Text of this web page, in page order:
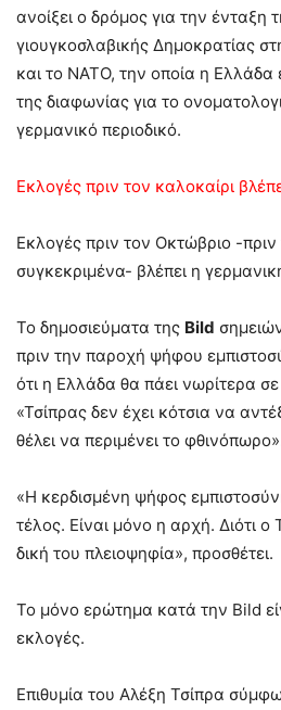
ανοίξει ο δρόμος για την ένταξη
γιουγκοσλαβικής Δημοκρατίας
και το ΝΑΤΟ, την οποία η Ελλάδα
της διαφωνίας για το
γερμανικό περιοδικό.
Εκλογές πριν τον καλοκαίρι
Εκλογές πριν τον Οκτώβριο -πριν
συγκεκριμένα- βλέπει η
Το δημοσιεύματα της Bild
πριν την παροχή ψήφου
ότι η Ελλάδα θα πάει νωρίτερα
«Τσίπρας δεν έχει κότσια να
θέλει να περιμένει το
«Η κερδισμένη ψήφος
τέλος. Είναι μόνο η αρχή. Διότι ο
δική του πλειοψηφία», προσθέτει.
Το μόνο ερώτημα κατά την Bild
εκλογές.
Επιθυμία του Αλέξη Τσίπρα